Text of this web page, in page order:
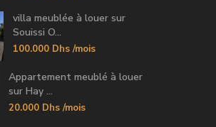
villa meublée à louer sur
Souissi O...
100.000 Dhs /mois
Appartement meublé à louer
sur Hay ...
20.000 Dhs /mois